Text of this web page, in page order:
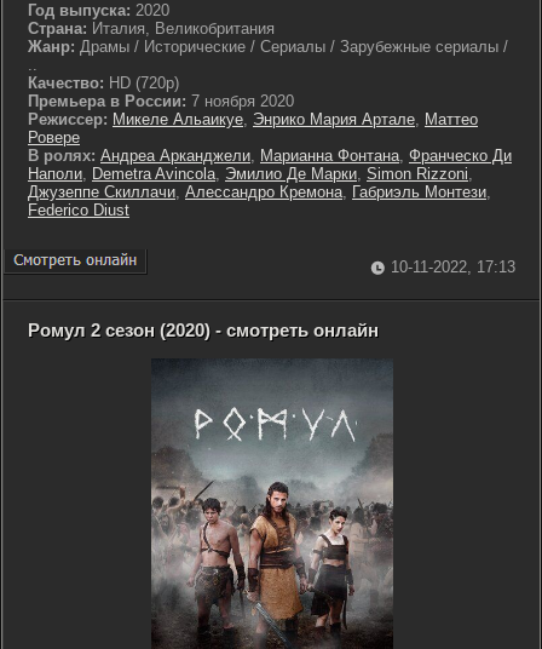
Год выпуска: 2020
Страна: Италия, Великобритания
Жанр: Драмы / Исторические / Сериалы / Зарубежные сериалы /
..
Качество: HD (720p)
Премьера в России: 7 ноября 2020
Режиссер: Микеле Альаикуе, Энрико Мария Артале, Маттео
Ровере
В ролях: Андреа Арканджели, Марианна Фонтана, Франческо Ди
Наполи, Demetra Avincola, Эмилио Де Марки, Simon Rizzoni,
Джузеппе Скиллачи, Алессандро Кремона, Габриэль Монтези,
Federico Diust
10-11-2022, 17:13
Ромул 2 сезон (2020) - смотреть онлайн